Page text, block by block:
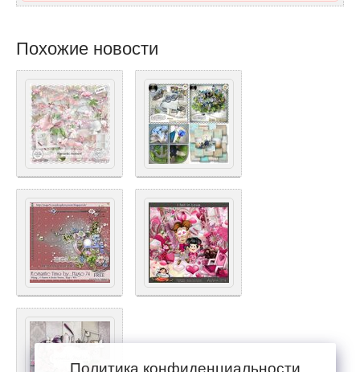
Похожие новости
Политика конфиденциальности